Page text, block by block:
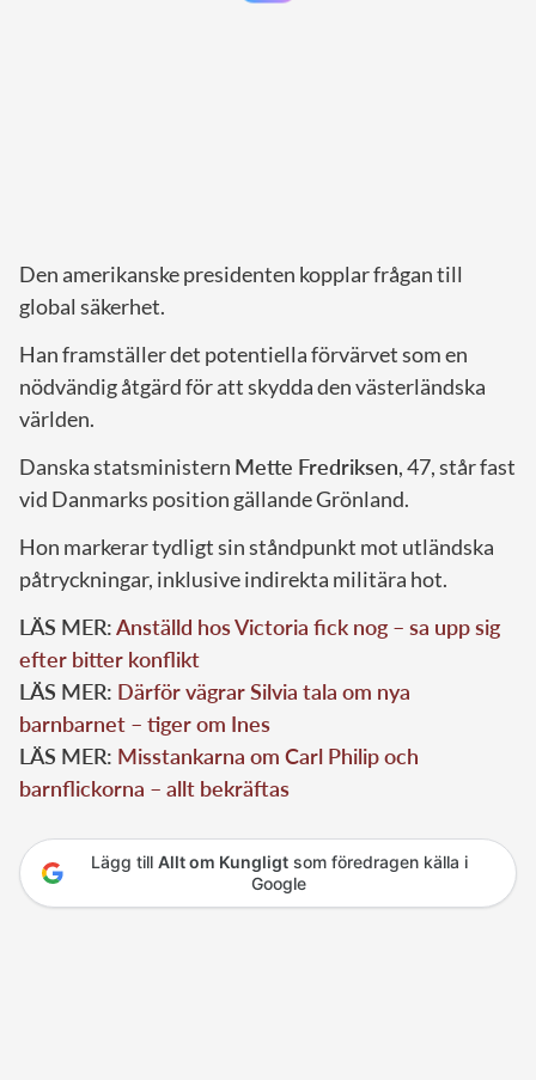
Den amerikanske presidenten kopplar frågan till
global säkerhet.
Han framställer det potentiella förvärvet som en
nödvändig åtgärd för att skydda den västerländska
världen.
Danska statsministern Mette Fredriksen, 47, står fast
vid Danmarks position gällande Grönland.
Hon markerar tydligt sin ståndpunkt mot utländska
påtryckningar, inklusive indirekta militära hot.
LÄS MER:Anställd hos Victoria fick nog – sa upp sig
efter bitter konflikt
LÄS MER: Därför vägrar Silvia tala om nya
barnbarnet – tiger om Ines
LÄS MER: Misstankarna om Carl Philip och
barnflickorna – allt bekräftas
Lägg till Allt om Kungligtsom föredragen källa i
Google